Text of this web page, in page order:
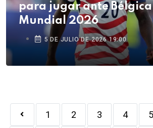
para jugar ante Bélgica
Mundial 2026
5 DE JULIO DE 2026 19:00
1 2 3 4 5